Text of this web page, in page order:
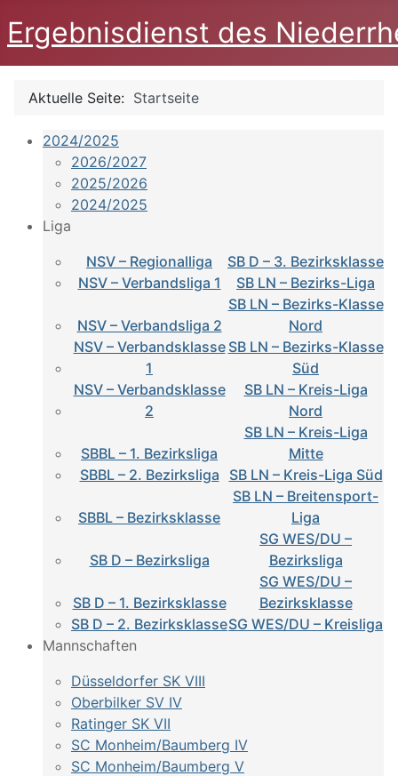
Ergebnisdienst des
Aktuelle Seite: Startseite
2024/2025
2026/2027
2025/2026
2024/2025
Liga
NSV – Regionalliga
SB D – 3. Bezirksklasse
NSV – Verbandsliga 1
SB LN – Bezirks-Liga
NSV – Verbandsliga 2
SB LN – Bezirks-Klasse
Nord
NSV – Verbandsklasse
1
SB LN – Bezirks-Klasse
Süd
NSV – Verbandsklasse
2
SB LN – Kreis-Liga
Nord
SBBL – 1. Bezirksliga
SB LN – Kreis-Liga
Mitte
SBBL – 2. Bezirksliga
SB LN – Kreis-Liga Süd
SBBL – Bezirksklasse
SB LN – Breitensport-
Liga
SB D – Bezirksliga
SG WES/DU –
Bezirksliga
SB D – 1. Bezirksklasse
SG WES/DU –
Bezirksklasse
SB D – 2. BezirksklasseSG WES/DU – Kreisliga
Mannschaften
Düsseldorfer SK VIII
Oberbilker SV IV
Ratinger SK VII
SC Monheim/Baumberg IV
SC Monheim/Baumberg V